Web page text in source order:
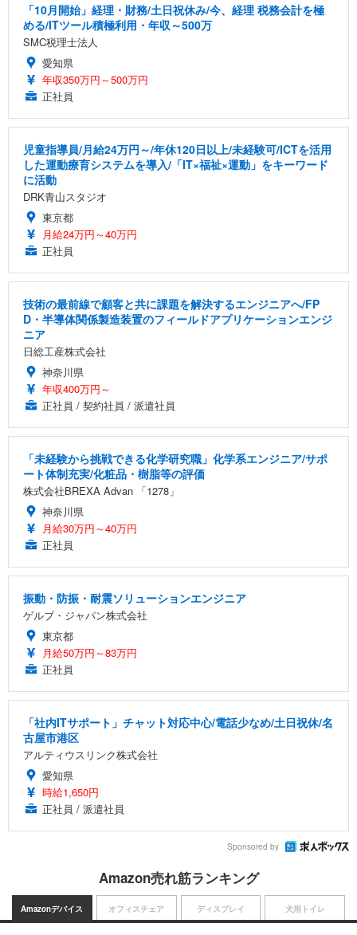
「10月開始」経理・財務/土日祝休み/今、経理 税務会計を極
める/ITツール積極利用・年収～500万
SMC税理士法人
愛知県
年収350万円～500万円
正社員
児童指導員/月給24万円～/年休120日以上/未経験可/ICTを活用
した運動療育システムを導入/「IT×福祉×運動」をキーワード
に活動
DRK青山スタジオ
東京都
月給24万円～40万円
正社員
技術の最前線で顧客と共に課題を解決するエンジニアへ/FP
D・半導体関係製造装置のフィールドアプリケーションエンジ
ニア
日総工産株式会社
神奈川県
年収400万円～
正社員 / 契約社員 / 派遣社員
「未経験から挑戦できる化学研究職」化学系エンジニア/サポ
ート体制充実/化粧品・樹脂等の評価
株式会社BREXA Advan 「1278」
神奈川県
月給30万円～40万円
正社員
振動・防振・耐震ソリューションエンジニア
ゲルブ・ジャパン株式会社
東京都
月給50万円～83万円
正社員
「社内ITサポート」チャット対応中心/電話少なめ/土日祝休/名
古屋市港区
アルティウスリンク株式会社
愛知県
時給1,650円
正社員 / 派遣社員
Sponsored by
Amazon売れ筋ランキング
Amazonデバイス オフィスチェア ディスプレイ 犬用トイレ